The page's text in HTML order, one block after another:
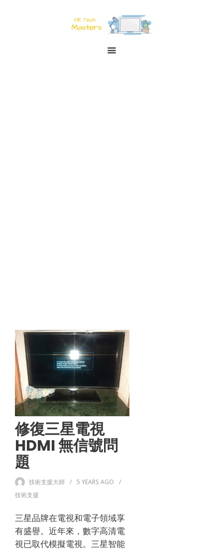
修復三星電視
HDMI 無信號問
題
技術支援大師 5 YEARS AGO
技術支援
三星品牌在電視和電子領域享
有盛譽。 近年來，數字高清電
視已取代模擬電視。 三星智能